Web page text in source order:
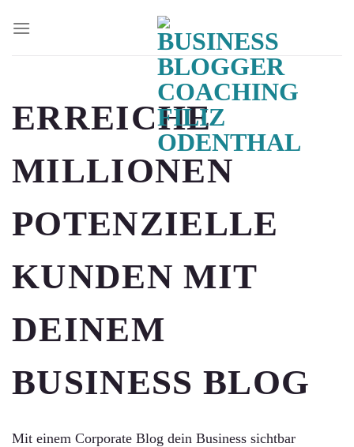
Inhalt
ERREICHE
MILLIONEN
POTENZIELLE
KUNDEN MIT
DEINEM
BUSINESS BLOG
Mit einem Corporate Blog dein Business sichtbar